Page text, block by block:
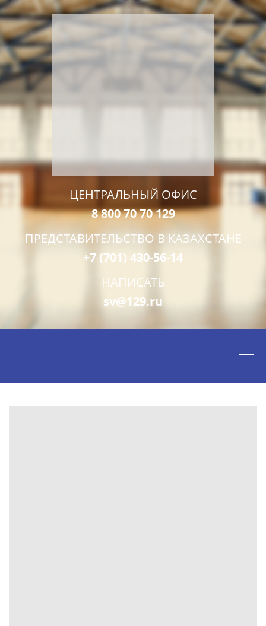
ЦЕНТРАЛЬНЫЙ ОФИС
8 800 70 70 129
ПРЕДСТАВИТЕЛЬСТВО В КАЗАХСТАНЕ
+7 (701) 430-56-14
НАПИСАТЬ
sv@129.ru